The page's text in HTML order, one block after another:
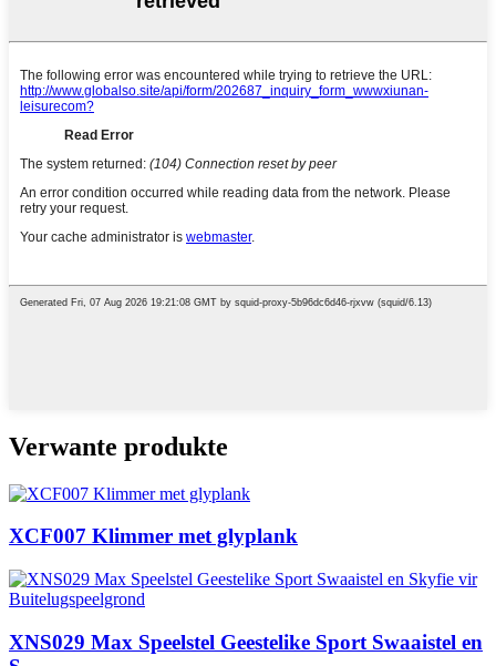
Verwante produkte
XCF007 Klimmer met glyplank
XNS029 Max Speelstel Geestelike Sport Swaaistel en